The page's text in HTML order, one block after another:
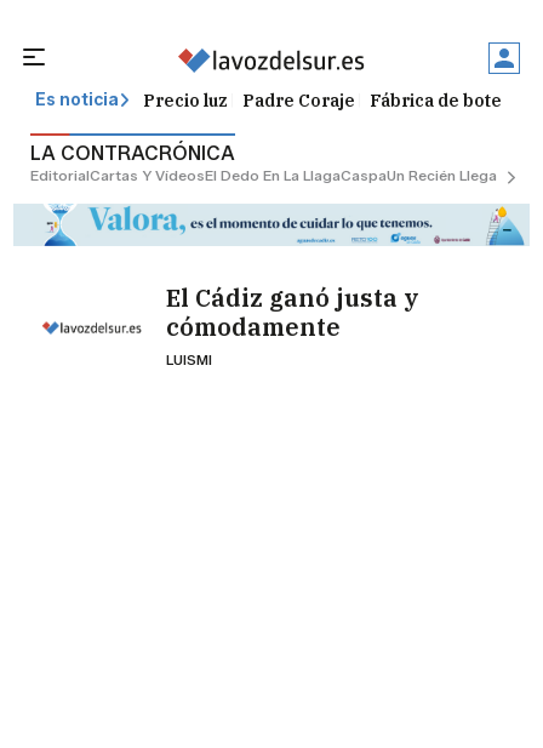
Es noticia Precio luz Padre Coraje Fábrica de botellas
LA CONTRACRÓNICA
EditorialCartas Y VídeosEl Dedo En La LlagaCaspaUn Recién Llegado
El Cádiz ganó justa y
cómodamente
LUISMI